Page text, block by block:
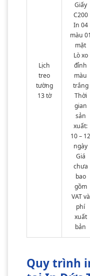
Lịch
treo
tường
13 tờ
Giấy
C200
In 04
màu 01
mặt
Lò xo
đỉnh
màu
trắng
Thời
gian
sản
xuất:
10 – 12
ngày
Giá
chưa
bao
gồm
VAT và
phí
xuất
bản
Quy trình